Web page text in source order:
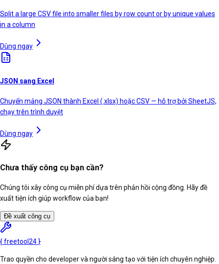
Split a large CSV file into smaller files by row count or by unique values
in a column
Dùng ngay
JSON sang Excel
Chuyển mảng JSON thành Excel (.xlsx) hoặc CSV — hỗ trợ bởi SheetJS,
chạy trên trình duyệt
Dùng ngay
Chưa thấy công cụ bạn cần?
Chúng tôi xây công cụ miễn phí dựa trên phản hồi cộng đồng. Hãy đề
xuất tiện ích giúp workflow của bạn!
Đề xuất công cụ
{freetool 24 }
Trao quyền cho developer và người sáng tạo với tiện ích chuyên nghiệp.